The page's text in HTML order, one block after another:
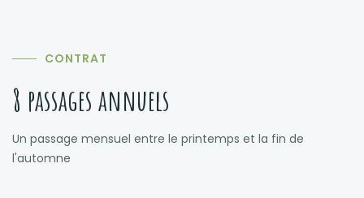
CONTRAT
8 passages annuels
Un passage mensuel entre le printemps et la fin de
l'automne